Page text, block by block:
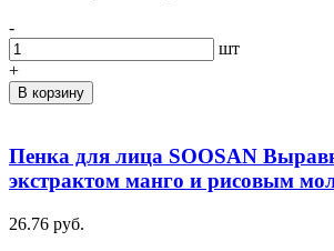
-
шт
+
В корзину
Пенка для лица SOOSAN
экстрактом манго и рисовым
26.76 руб.